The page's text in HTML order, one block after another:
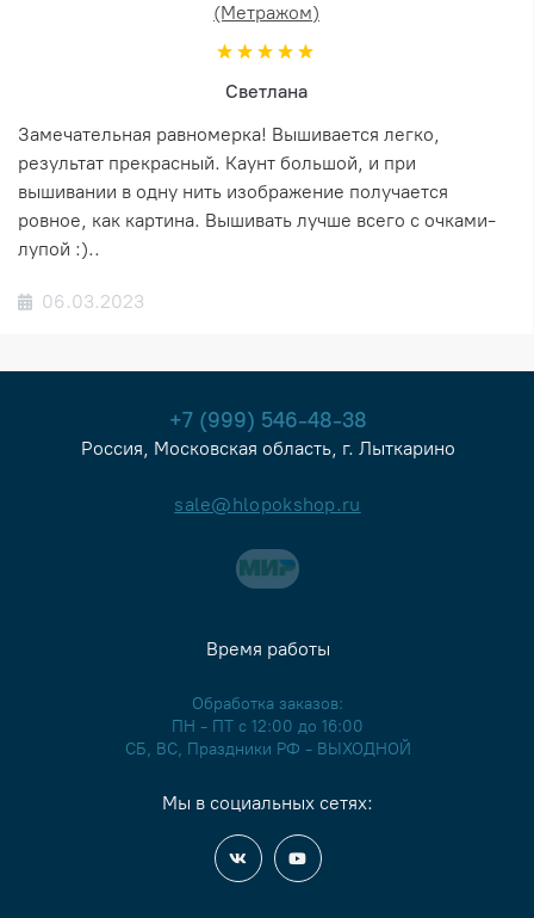
(Метражом)
Светлана
Замечательная равномерка! Вышивается легко,
результат прекрасный. Каунт большой, и при
вышивании в одну нить изображение получается
ровное, как картина. Вышивать лучше всего с очками-
лупой :)..
06.03.2023
+7 (999) 546-48-38
Россия, Московская область, г. Лыткарино
sale@hlopokshop.ru
Время работы
Обработка заказов:
ПН - ПТ с 12:00 до 16:00
СБ, ВС, Праздники РФ - ВЫХОДНОЙ
Мы в социальных сетях: